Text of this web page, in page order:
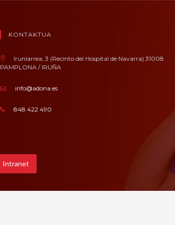
KONTAKTUA
Irunlarrea, 3 (Recinto del Hospital de Navarra) 31008
PAMPLONA / IRUÑA
info@adona.es
848 422 490
Intranet